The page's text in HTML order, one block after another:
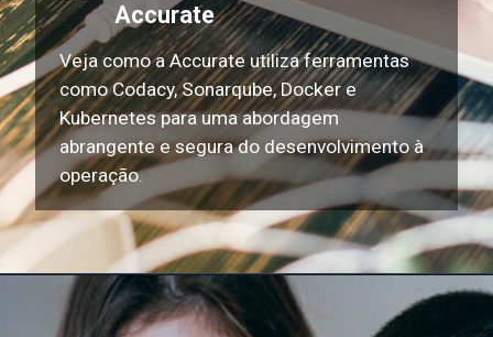
Accurate
Veja como a Accurate utiliza ferramentas
como Codacy, Sonarqube, Docker e
Kubernetes para uma abordagem
abrangente e segura do desenvolvimento à
operação.